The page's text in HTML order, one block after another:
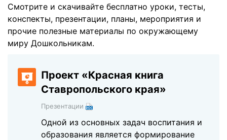
Смотрите и скачивайте бесплатно уроки, тесты,
конспекты, презентации, планы, мероприятия и
прочие полезные материалы по окружающему
миру Дошкольникам.
Проект «Красная книга
Ставропольского края»
Презентации
Одной из основных задач воспитания и
образования является фор­мирование